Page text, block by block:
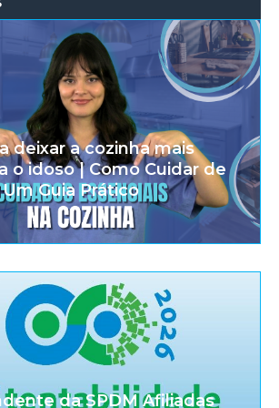
deixar a cozinha mais
o idoso | Como Cuidar de
Guia Prático
da SPDM Afiliadas